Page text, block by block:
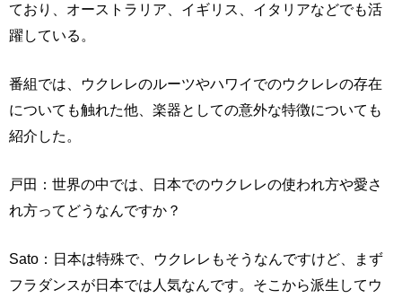
ており、オーストラリア、イギリス、イタリアなどでも活
躍している。
番組では、ウクレレのルーツやハワイでのウクレレの存在
についても触れた他、楽器としての意外な特徴についても
紹介した。
戸田：世界の中では、日本でのウクレレの使われ方や愛さ
れ方ってどうなんですか？
Sato：日本は特殊で、ウクレレもそうなんですけど、まず
フラダンスが日本では人気なんです。そこから派生してウ